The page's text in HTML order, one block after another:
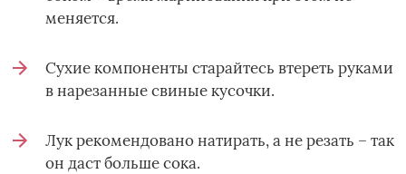
меняется.
Сухие компоненты старайтесь втереть руками
в нарезанные свиные кусочки.
Лук рекомендовано натирать, а не резать – так
он даст больше сока.